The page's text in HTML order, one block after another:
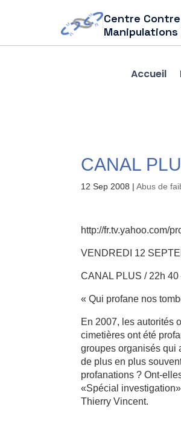
Centre
Accueil
CANAL
12 Sep 2008 |Abus de
http://fr.tv.yahoo.com/
VENDREDI 12
CANAL PLUS / 22h
« Qui profane nos
En 2007, les autorités
cimetières ont été
groupes organisés qui
de plus en plus
profanations ? Ont-
«Spécial
Thierry Vincent.